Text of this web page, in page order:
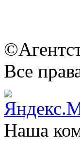
Все
Наша